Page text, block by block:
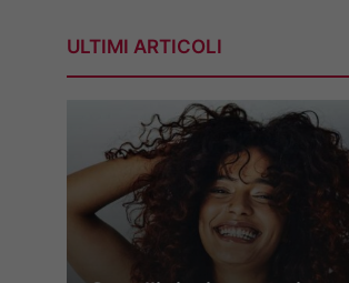
ULTIMI ARTICOLI